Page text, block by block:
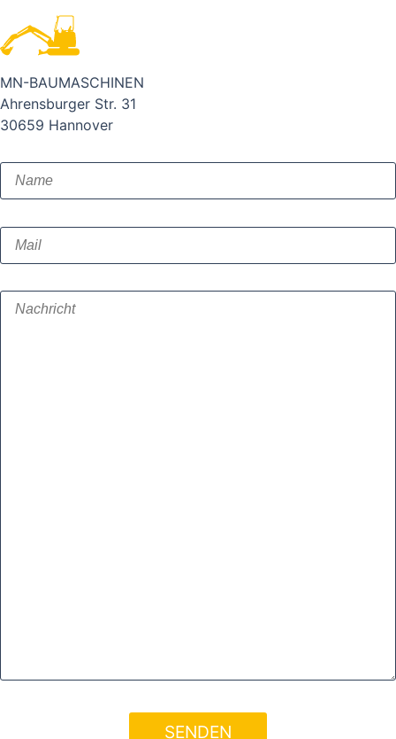
MN-BAUMASCHINEN
Ahrensburger Str. 31
30659 Hannover